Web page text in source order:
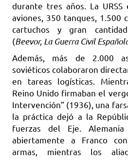
durante tres años. La
aviones, 350 tanques, 1.500
cartuchos y gran
(Beevor, La Guerra Civil
Además, más de 2.000
soviéticos colaboraron
en tareas logísticas.
Reino Unido firmaban el
Intervención” (1936), una
la práctica dejó a la
fuerzas del Eje.
abiertamente a Franco
armas, mientras los